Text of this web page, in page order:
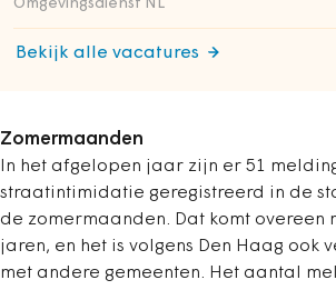
Omgevingsdienst NL
Bekijk alle vacatures
Zomermaanden
In het afgelopen jaar zijn er 51
straatintimidatie geregistreerd in de
de zomermaanden. Dat komt overeen
jaren, en het is volgens Den Haag ook
met andere gemeenten. Het aantal